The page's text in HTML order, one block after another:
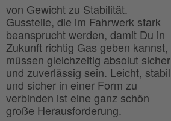
von Gewicht zu Stabilität.
Gussteile, die im Fahrwerk stark
beansprucht werden, damit Du in
Zukunft richtig Gas geben kannst,
müssen gleichzeitig absolut sicher
und zuverlässig sein. Leicht, stabil
und sicher in einer Form zu
verbinden ist eine ganz schön
große Herausforderung.